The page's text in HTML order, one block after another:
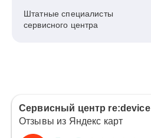
Штатные специалисты
сервисного центра
Сервисный центр re:device
Отзывы из Яндекс карт